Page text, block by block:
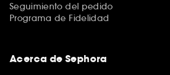
Seguimiento del pedido
Programa de Fidelidad
Acerca de Sephora